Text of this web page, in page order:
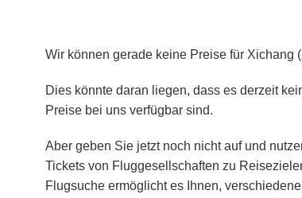
Wir können gerade keine Preise für Xichang
Dies könnte daran liegen, dass es derzeit
Preise bei uns verfügbar sind.
Aber geben Sie jetzt noch nicht auf und
Tickets von Fluggesellschaften zu
Flugsuche ermöglicht es Ihnen,